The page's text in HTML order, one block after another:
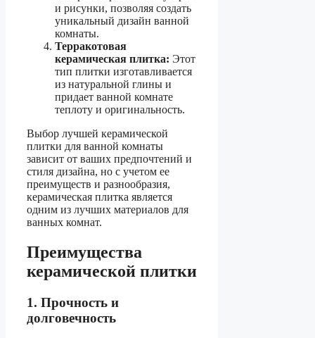
и рисунки, позволяя создать
уникальный дизайн ванной
комнаты.
Терракотовая
керамическая плитка: Этот
тип плитки изготавливается
из натуральной глины и
придает ванной комнате
теплоту и оригинальность.
Выбор лучшей керамической
плитки для ванной комнаты
зависит от ваших предпочтений и
стиля дизайна, но с учетом ее
преимуществ и разнообразия,
керамическая плитка является
одним из лучших материалов для
ванных комнат.
Преимущества
керамической плитки
1. Прочность и
долговечность